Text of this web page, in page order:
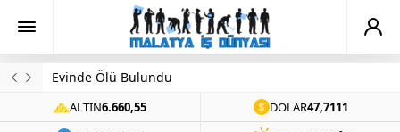
Evinde Ölü Bulundu
ALTIN6.660,55 DOLAR47,7111